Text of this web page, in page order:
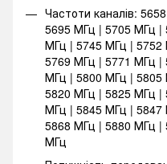
Частоти каналів:
5695 МГц | 5705 МГц |
МГц | 5745 МГц |
5769 МГц | 5771 МГц |
МГц | 5800 МГц |
5820 МГц | 5825 МГц |
МГц | 5845 МГц |
5868 МГц | 5880 МГц |
МГц